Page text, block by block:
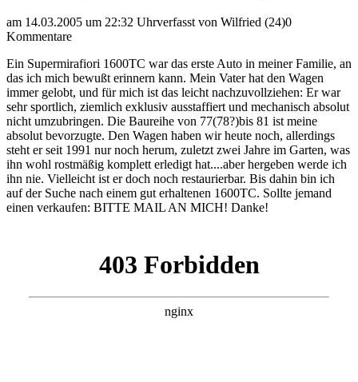
am 14.03.2005 um 22:32 Uhrverfasst von Wilfried (24)0
Kommentare
Ein Supermirafiori 1600TC war das erste Auto in meiner Familie, an
das ich mich bewußt erinnern kann. Mein Vater hat den Wagen
immer gelobt, und für mich ist das leicht nachzuvollziehen: Er war
sehr sportlich, ziemlich exklusiv ausstaffiert und mechanisch absolut
nicht umzubringen. Die Baureihe von 77(78?)bis 81 ist meine
absolut bevorzugte. Den Wagen haben wir heute noch, allerdings
steht er seit 1991 nur noch herum, zuletzt zwei Jahre im Garten, was
ihn wohl rostmäßig komplett erledigt hat....aber hergeben werde ich
ihn nie. Vielleicht ist er doch noch restaurierbar. Bis dahin bin ich
auf der Suche nach einem gut erhaltenen 1600TC. Sollte jemand
einen verkaufen: BITTE MAIL AN MICH! Danke!